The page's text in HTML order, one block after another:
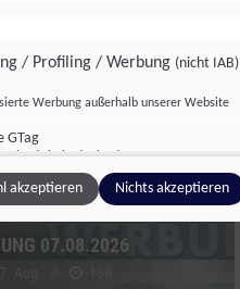
07.08.2026
/ Profiling / Werbung (nicht IAB)
Werbung außerhalb unserer Website
GTag
Ireland Limited, Irland
Inhalte (nicht IAB)
akzeptieren Nichts akzeptieren